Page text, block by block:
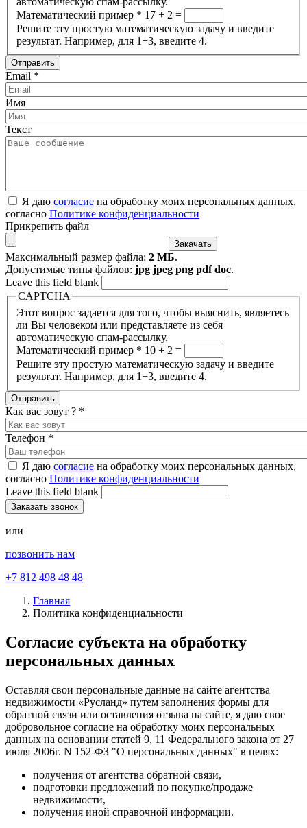
Математический пример * 17 + 2 =
Решите эту простую математическую задачу и введите
результат. Например, для 1+3, введите 4.
Email *
Имя
Текст
Я даю согласие на обработку моих персональных данных,
согласно Политике конфиденциальности
Прикрепить файл
Максимальный размер файла: 2 МБ.
Допустимые типы файлов: jpg jpeg png pdf doc.
Leave this field blank
CAPTCHA
Этот вопрос задается для того, чтобы выяснить, являетесь
ли Вы человеком или представляете из себя
автоматическую спам-рассылку.
Математический пример * 10 + 2 =
Решите эту простую математическую задачу и введите
результат. Например, для 1+3, введите 4.
Как вас зовут ? *
Телефон *
Я даю согласие на обработку моих персональных данных,
согласно Политике конфиденциальности
Leave this field blank
или
позвонить нам
+7 812 498 48 48
Главная
Политика конфиденциальности
Согласие субъекта на обработку
персональных данных
Оставляя свои персональные данные на сайте агентства
недвижимости «Русланд» путем заполнения формы для
обратной связи или оставления отзыва на сайте, я даю свое
добровольное согласие на обработку моих персональных
данных на основании статей 9, 11 Федерального закона от 27
июля 2006г. N 152-ФЗ "О персональных данных" в целях:
получения от агентства обратной связи,
подготовки предложений по покупке/продаже
недвижимости,
получения иной справочной информации.